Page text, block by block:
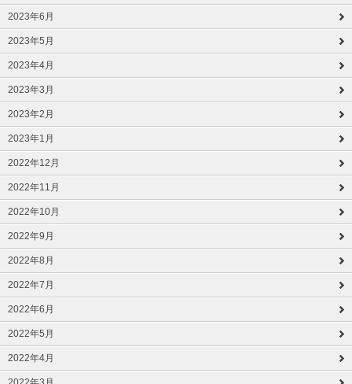
2023年6月
2023年5月
2023年4月
2023年3月
2023年2月
2023年1月
2022年12月
2022年11月
2022年10月
2022年9月
2022年8月
2022年7月
2022年6月
2022年5月
2022年4月